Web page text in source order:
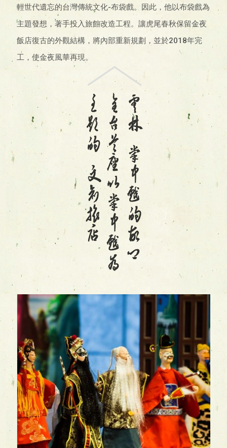
輕世代遺忘的台灣傳統文化-布袋戲。因此，他以布袋戲為
主題發想，著手投入旅館改造工程。讓虎尾春秋保留金夜
飯店復古的外觀結構，將內部重新規劃，並於2018年完
工，使金夜風華再現。